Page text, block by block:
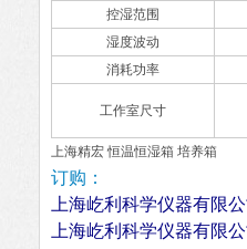
控湿范围
湿度波动
消耗功率
工作室尺寸
上海精宏 恒温恒湿箱 培养箱
订购：
上海屹利科学仪器有限
上海屹利科学仪器有限